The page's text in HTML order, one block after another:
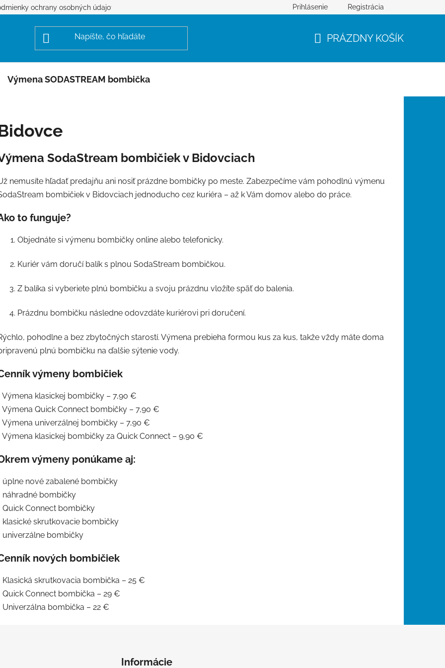
ochrany osobných údajov Prihlásenie Registrácia
PRÁZDNY KOŠÍK
Výmena SODASTREAM bombička
SodaStream bombičiek v Bidovciach
nemusíte hľadať predajňu ani nosiť prázdne bombičky po meste. Zabezpečíme vám pohodlnú výmenu
bombičiek v Bidovciach jednoducho cez kuriéra – až k Vám domov alebo do práce.
to funguje?
Objednáte si výmenu bombičky online alebo telefonicky.
Kuriér vám doručí balík s plnou SodaStream bombičkou.
Z balíka si vyberiete plnú bombičku a svoju prázdnu vložíte späť do balenia.
Prázdnu bombičku následne odovzdáte kuriérovi pri doručení.
pohodlne a bez zbytočných starostí. Výmena prebieha formou kus za kus, takže vždy máte doma
plnú bombičku na ďalšie sýtenie vody.
výmeny bombičiek
Výmena klasickej bombičky – 7,90 €
Výmena Quick Connect bombičky – 7,90 €
Výmena univerzálnej bombičky – 7,90 €
Výmena klasickej bombičky za Quick Connect – 9,90 €
výmeny ponúkame aj:
úplne nové zabalené bombičky
náhradné bombičky
Quick Connect bombičky
klasické skrutkovacie bombičky
univerzálne bombičky
nových bombičiek
Klasická skrutkovacia bombička – 25 €
Quick Connect bombička – 29 €
Univerzálna bombička – 22 €
Informácie